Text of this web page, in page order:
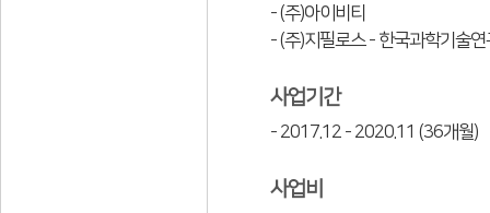
- (주)아이비티
- (주)지필로스 - 한국과학기술
사업기간
- 2017.12 - 2020.11 (36개월)
사업비